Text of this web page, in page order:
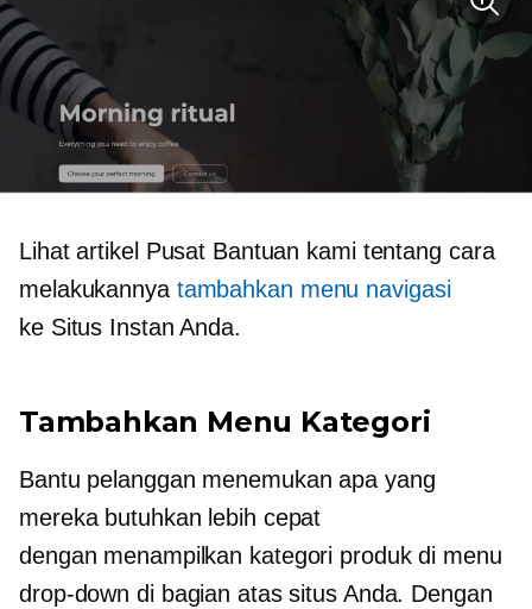
Lihat artikel Pusat Bantuan kami tentang cara
melakukannya tambahkan menu navigasi
ke Situs Instan Anda.
Tambahkan Menu Kategori
Bantu pelanggan menemukan apa yang
mereka butuhkan lebih cepat
dengan menampilkan kategori produk di menu
drop-down di bagian atas situs Anda. Dengan